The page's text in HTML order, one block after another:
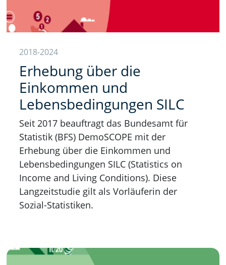
2018-2024
Erhebung über die
Einkommen und
Lebensbedingungen SILC
Seit 2017 beauftragt das Bundesamt für
Statistik (BFS) DemoSCOPE mit der
Erhebung über die Einkommen und
Lebensbedingungen SILC (Statistics on
Income and Living Conditions). Diese
Langzeitstudie gilt als Vorläuferin der
Sozial-Statistiken.